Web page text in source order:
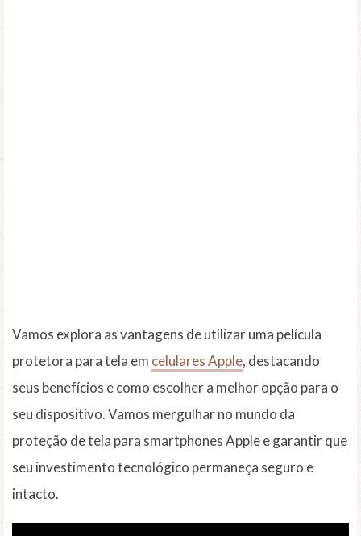
Vamos explora as vantagens de utilizar uma película
protetora para tela em celulares Apple, destacando
seus benefícios e como escolher a melhor opção para o
seu dispositivo. Vamos mergulhar no mundo da
proteção de tela para smartphones Apple e garantir que
seu investimento tecnológico permaneça seguro e
intacto.